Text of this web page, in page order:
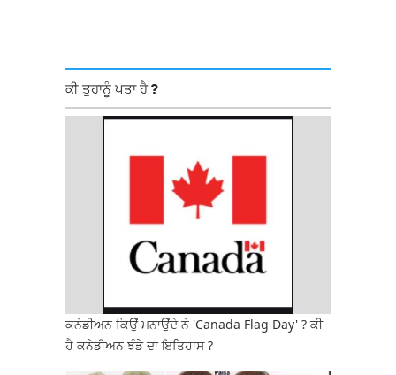
ਕੀ ਤੁਹਾਨੂੰ ਪਤਾ ਹੈ ?
ਕਨੇਡੀਅਨ ਕਿਉਂ ਮਨਾਉਂਦੇ ਨੇ 'Canada Flag Day' ? ਕੀ
ਹੈ ਕਨੇਡੀਅਨ ਝੰਡੇ ਦਾ ਇਤਿਹਾਸ ?